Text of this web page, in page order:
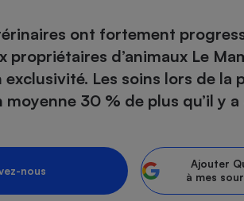
ont fortement
propriétaires d’animaux Le
Les soins lors de la
30 % de plus qu’il y
nous
Ajouter
à mes
alimentaire
- Hygiène
- Crédit
- Fiscalité
routière
technique - Réparation
détachée
Supermarché - Drive
Comparatif sèche-linge
plaque à induction
hotte aspirante
Comparatif smartphone
barre de son
imprimante multifonction
Crédit immobilier
Comparatif nettoyeur
pression
poêle à granulés
radiateur électrique
Comparateur mutuelle
Comparateur des devis
Maison de retraite
Obsèques